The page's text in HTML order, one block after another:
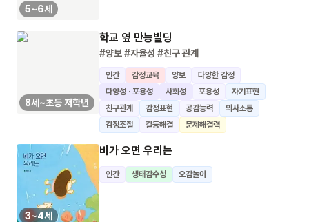
5~6세
8세~초등 저학년
학교 옆 만능빌딩
#양보#자율성 #친구 관계
인간 감정교육 양보
다양한 감정
다양성 · 포용성
사회성 포용성
자기표현
친구관계
감정표현 공감능력
의사소통
감정조절
갈등해결 문제해결력
3~4세
비가 오면 우리는
인간 생태감수성 오감놀이